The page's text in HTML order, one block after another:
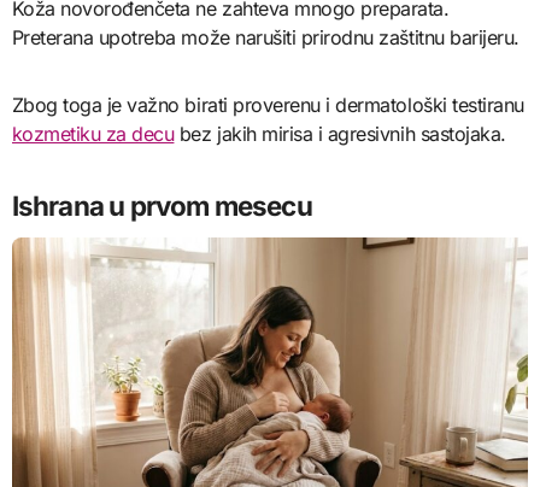
Koža novorođenčeta ne zahteva mnogo preparata.
Preterana upotreba može narušiti prirodnu zaštitnu barijeru.
Zbog toga je važno birati proverenu i dermatološki testiranu
kozmetiku za decubez jakih mirisa i agresivnih sastojaka.
Ishrana u prvom mesecu